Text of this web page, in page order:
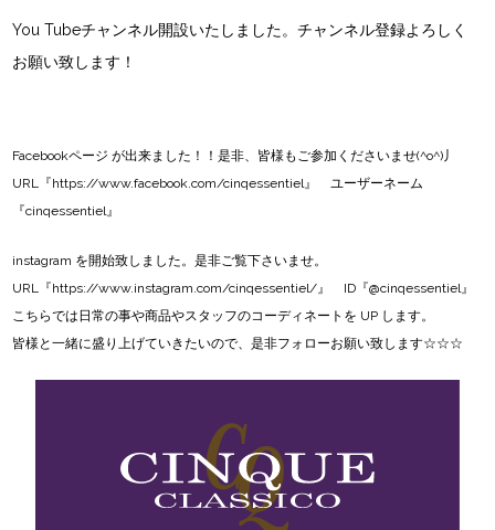
You Tubeチャンネル開設いたしました。チャンネル登録よろしく
お願い致します！
Facebookページ が出来ました！！是非、皆様もご参加くださいませ(^o^)丿
URL『https://www.facebook.com/cinqessentiel』 ユーザーネーム
『cinqessentiel』
instagram を開始致しました。是非ご覧下さいませ。
URL『https://www.instagram.com/cinqessentiel/』 ID『@cinqessentiel』
こちらでは日常の事や商品やスタッフのコーディネートを UP します。
皆様と一緒に盛り上げていきたいので、是非フォローお願い致します☆☆☆